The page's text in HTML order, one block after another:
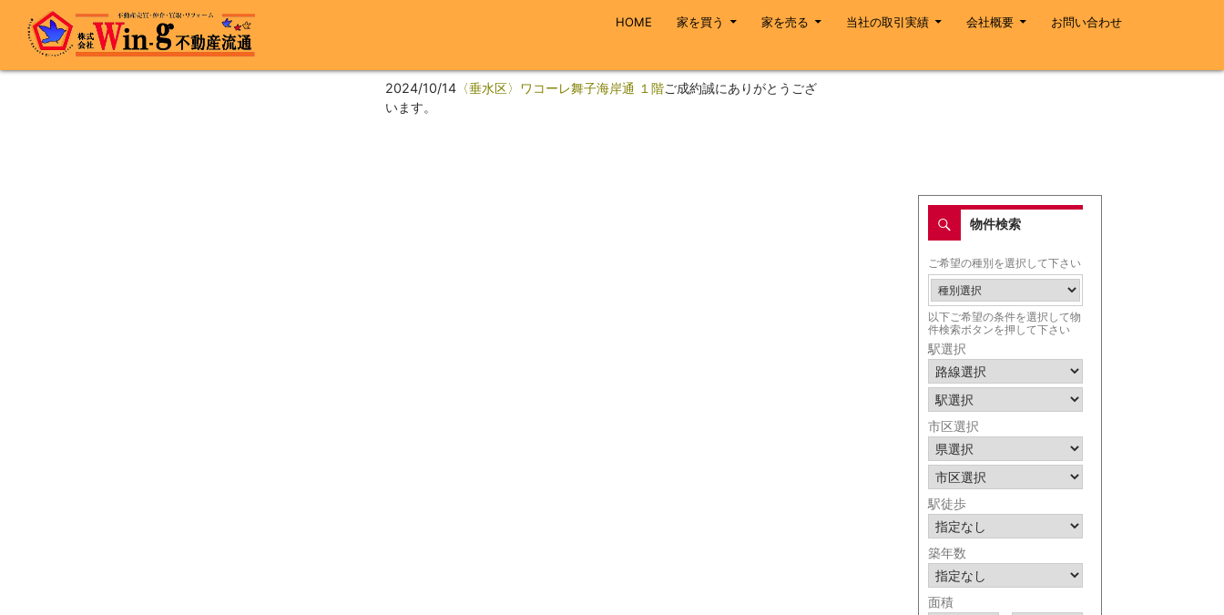
HOME
家を買う 家を売る 当社の取引実績 会社概要 お問い合わせ
最終更新日:2024/10/14
2024/10/14 〈垂水区〉ワコーレ舞子海岸通 １階ご成約誠にありがとうござ
います。
物件検索
ご希望の種別を選択して下さい
以下ご希望の条件を選択して物
件検索ボタンを押して下さい
駅選択
市区選択
駅徒歩
築年数
面積